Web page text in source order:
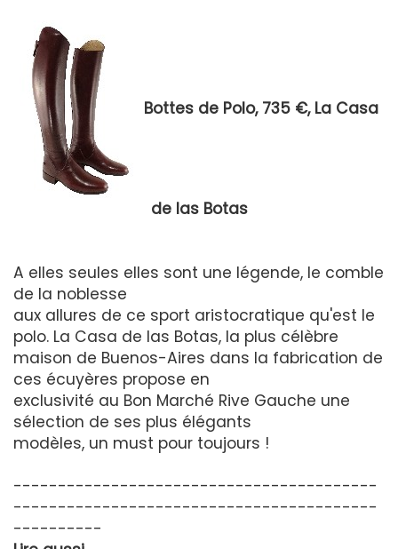
Bottes de Polo, 735 €, La Casa
de las Botas
A elles seules elles sont une légende, le comble
de la noblesse
aux allures de ce sport aristocratique qu'est le
polo. La Casa de las Botas, la plus célèbre
maison de Buenos-Aires dans la fabrication de
ces écuyères propose en
exclusivité au Bon Marché Rive Gauche une
sélection de ses plus élégants
modèles, un must pour toujours !
-----------------------------------------
-----------------------------------------
----------